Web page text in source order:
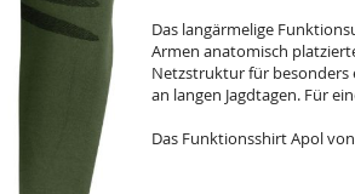
Das langärmelige
Armen anatomisch
Netzstruktur für besonders
an langen Jagdtagen. Für
Das Funktionsshirt Apol